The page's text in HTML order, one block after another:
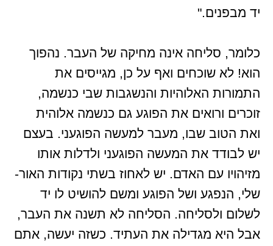
יד מבפנים."
כלומר, סליחה אינה מחיקה של העבר. נהפוך
הוא! לא שוכחים ואף על כן, מגייסים את
התמורות האלוהיות והנשגבות שבי כנשמה,
זוכרים ורואים את הפוגע גם כנשמה אלוהית
ואת הטוב שבו, מעבר למעשה הפוגעני. בעצם
יש לבודד את המעשה הפוגעני ולדלות אותו
מזיהויו עם האדם. יש לאחוז בשתי נקודות האור-
שלי, הנפגע ושל הפוגע ומשם להושיט לו יד
לשלום ולסליחה. הסליחה לא תשנה את העבר,
אבל היא מגדילה את העתיד. כשזה יעשה, אתם